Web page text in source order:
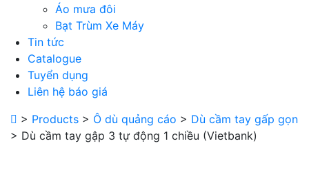
Áo mưa đôi
Bạt Trùm Xe Máy
Tin tức
Catalogue
Tuyển dụng
Liên hệ báo giá
> Products > Ô dù quảng cáo > Dù cầm tay gấp gọn
> Dù cầm tay gập 3 tự động 1 chiều (Vietbank)